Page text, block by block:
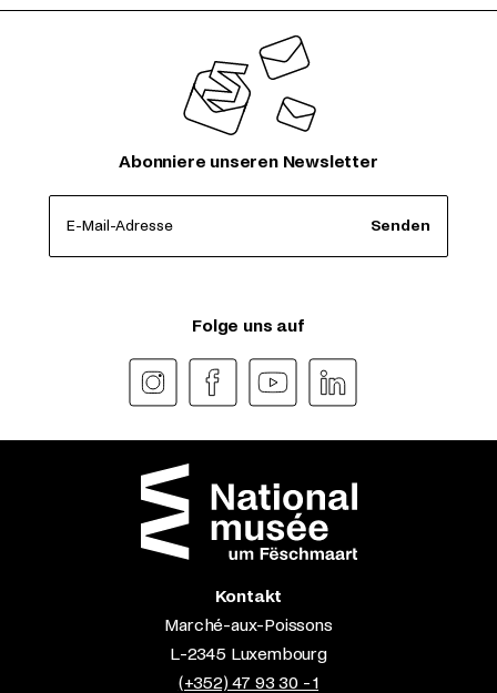
Abonniere unseren Newsletter
E-Mail-Adresse Senden
Folge uns auf
Kontakt
Marché-aux-Poissons
L-2345 Luxembourg
(+352) 47 93 30 - 1